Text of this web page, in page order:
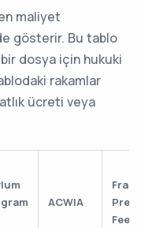
maliyet
gösterir. Bu tablo
dosya için hukuki
rakamlar
ücreti veya
ACWIA
Fee